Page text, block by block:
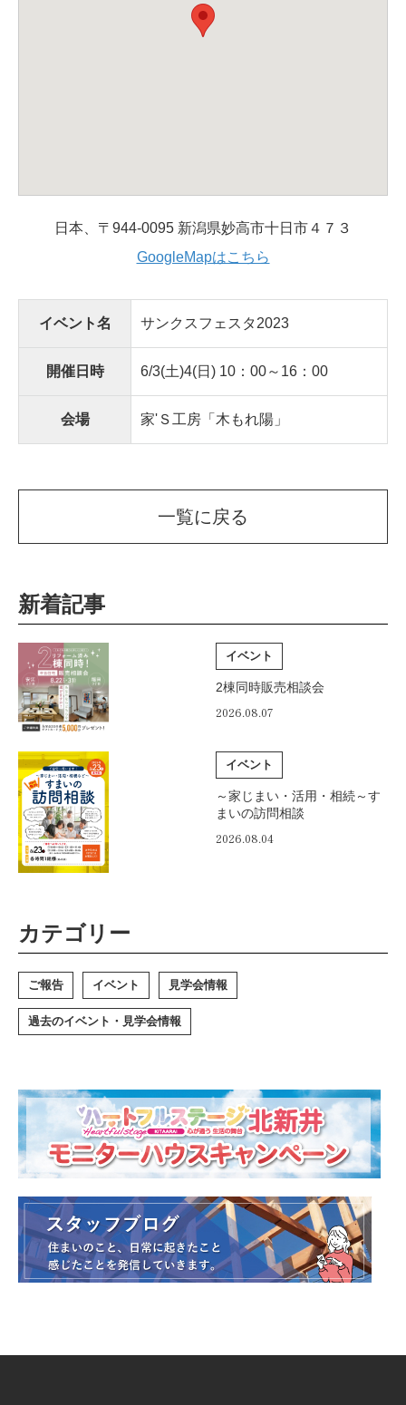
日本、〒944-0095 新潟県妙高市十日市４７３
GoogleMapはこちら
イベント名 サンクスフェスタ2023
開催日時 6/3(土)4(日) 10：00～16：00
会場 家'Ｓ工房「木もれ陽」
一覧に戻る
新着記事
イベント
2棟同時販売相談会
2026.08.07
イベント
～家じまい・活用・相続～す
まいの訪問相談
2026.08.04
カテゴリー
ご報告 イベント 見学会情報
過去のイベント・見学会情報